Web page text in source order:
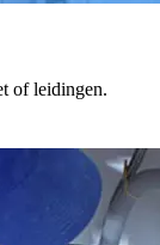
of leidingen.